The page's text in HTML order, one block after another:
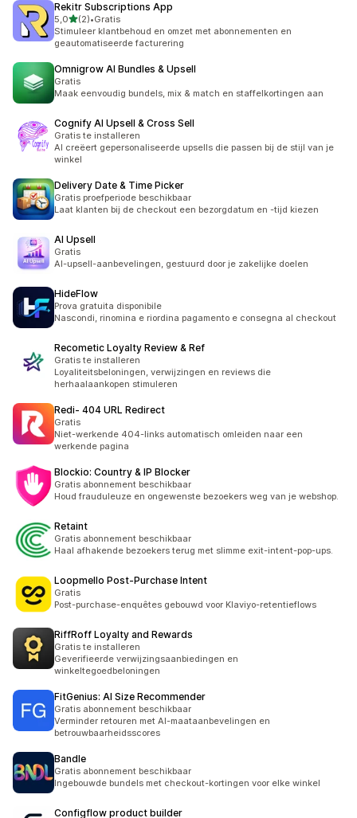
Rekitr Subscriptions App
5,0van 5 sterren
(2)
2 recensies in totaal
•Gratis
Stimuleer klantbehoud en omzet met abonnementen en
geautomatiseerde facturering
Omnigrow AI Bundles & Upsell
Gratis
Maak eenvoudig bundels, mix & match en staffelkortingen aan
Cognify AI Upsell & Cross Sell
Gratis te installeren
AI creëert gepersonaliseerde upsells die passen bij de stijl van je
winkel
Delivery Date & Time Picker
Gratis proefperiode beschikbaar
Laat klanten bij de checkout een bezorgdatum en -tijd kiezen
AI Upsell
Gratis
AI-upsell-aanbevelingen, gestuurd door je zakelijke doelen
HideFlow
Prova gratuita disponibile
Nascondi, rinomina e riordina pagamento e consegna al checkout
Recometic Loyalty Review & Ref
Gratis te installeren
Loyaliteitsbeloningen, verwijzingen en reviews die
herhaalaankopen stimuleren
Redi‑ 404 URL Redirect
Gratis
Niet-werkende 404-links automatisch omleiden naar een
werkende pagina
Blockio: Country & IP Blocker
Gratis abonnement beschikbaar
Houd frauduleuze en ongewenste bezoekers weg van je webshop.
Retaint
Gratis abonnement beschikbaar
Haal afhakende bezoekers terug met slimme exit-intent-pop-ups.
Loopmello Post‑Purchase Intent
Gratis
Post-purchase-enquêtes gebouwd voor Klaviyo-retentieflows
RiffRoff Loyalty and Rewards
Gratis te installeren
Geverifieerde verwijzingsaanbiedingen en
winkeltegoedbeloningen
FitGenius: AI Size Recommender
Gratis abonnement beschikbaar
Verminder retouren met AI-maataanbevelingen en
betrouwbaarheidsscores
Bandle
Gratis abonnement beschikbaar
Ingebouwde bundels met checkout-kortingen voor elke winkel
Configflow product builder